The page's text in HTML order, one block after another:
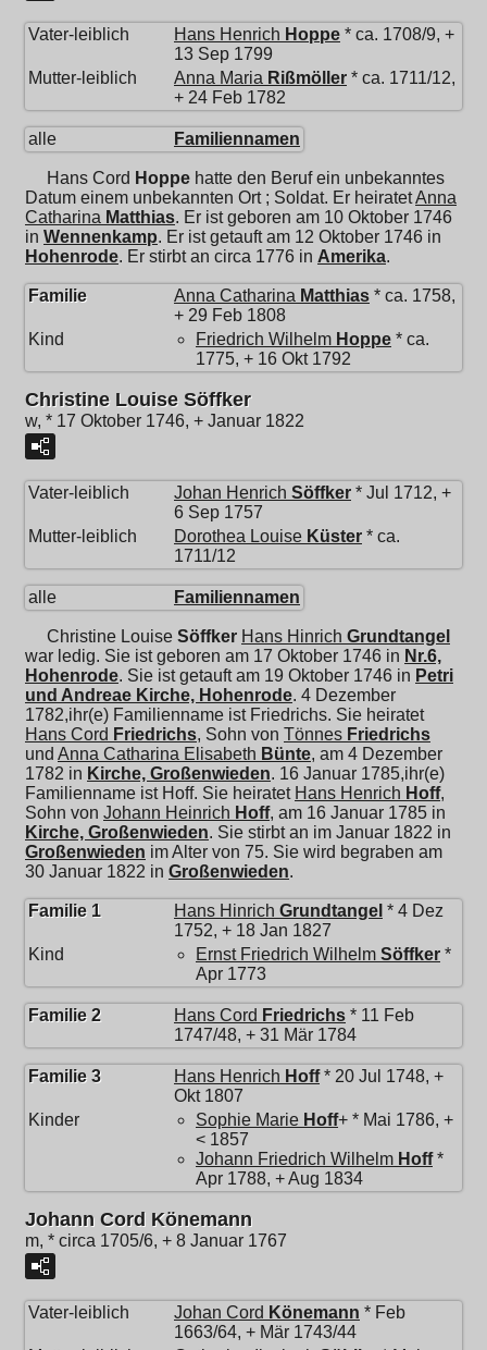
Vater-leiblich Hans Henrich Hoppe * ca. 1708/9, +
13 Sep 1799
Mutter-leiblich
Anna Maria Rißmöller * ca. 1711/12,
+ 24 Feb 1782
alle Familiennamen
Hans Cord Hoppe hatte den Beruf ein unbekanntes
Datum einem unbekannten Ort ; Soldat. Er heiratetAnna
Catharina Matthias. Er ist geboren am 10 Oktober 1746
in Wennenkamp. Er ist getauft am 12 Oktober 1746 in
Hohenrode. Er stirbt an circa 1776 in Amerika.
Familie Anna Catharina Matthias * ca. 1758,
+ 29 Feb 1808
Kind
Friedrich Wilhelm Hoppe * ca.
1775, + 16 Okt 1792
Christine Louise Söffker
w, * 17 Oktober 1746, + Januar 1822
Vater-leiblich Johan Henrich Söffker * Jul 1712, +
6 Sep 1757
Mutter-leiblich
Dorothea Louise Küster * ca.
1711/12
alle Familiennamen
Christine Louise Söffker Hans Hinrich Grundtangel
war ledig. Sie ist geboren am 17 Oktober 1746 in Nr.6,
Hohenrode. Sie ist getauft am 19 Oktober 1746 in Petri
und Andreae Kirche, Hohenrode. 4 Dezember
1782,ihr(e) Familienname ist Friedrichs. Sie heiratet
Hans Cord Friedrichs, Sohn von Tönnes Friedrichs
und Anna Catharina Elisabeth Bünte, am 4 Dezember
1782 in Kirche, Großenwieden. 16 Januar 1785,ihr(e)
Familienname ist Hoff. Sie heiratet Hans Henrich Hoff,
Sohn von Johann Heinrich Hoff, am 16 Januar 1785 in
Kirche, Großenwieden. Sie stirbt an im Januar 1822 in
Großenwieden im Alter von 75. Sie wird begraben am
30 Januar 1822 in Großenwieden.
Familie 1 Hans Hinrich Grundtangel * 4 Dez
1752, + 18 Jan 1827
Kind
Ernst Friedrich Wilhelm Söffker *
Apr 1773
Familie 2 Hans Cord Friedrichs * 11 Feb
1747/48, + 31 Mär 1784
Familie 3 Hans Henrich Hoff* 20 Jul 1748, +
Okt 1807
Kinder
Sophie Marie Hoff+ * Mai 1786, +
< 1857
Johann Friedrich Wilhelm Hoff*
Apr 1788, + Aug 1834
Johann Cord Könemann
m, * circa 1705/6, + 8 Januar 1767
Vater-leiblich Johan Cord Könemann * Feb
1663/64, + Mär 1743/44